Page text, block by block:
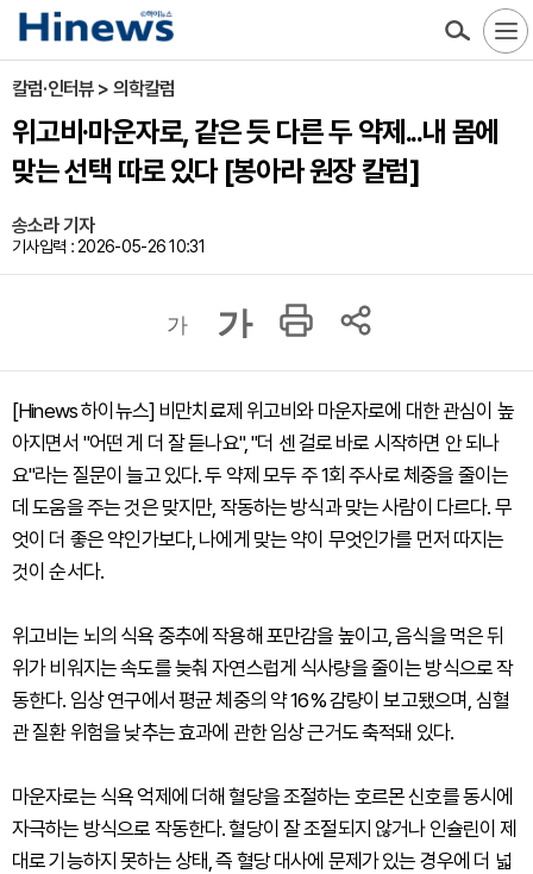
칼럼·인터뷰 > 의학칼럼
위고비·마운자로, 같은 듯 다른 두 약제...내 몸에
맞는 선택 따로 있다 [봉아라 원장 칼럼]
송소라 기자
기사입력 : 2026-05-26 10:31
가 가
[Hinews 하이뉴스] 비만치료제 위고비와 마운자로에 대한 관심이 높
아지면서 "어떤 게 더 잘 듣나요", "더 센 걸로 바로 시작하면 안 되나
요"라는 질문이 늘고 있다. 두 약제 모두 주 1회 주사로 체중을 줄이는
데 도움을 주는 것은 맞지만, 작동하는 방식과 맞는 사람이 다르다. 무
엇이 더 좋은 약인가보다, 나에게 맞는 약이 무엇인가를 먼저 따지는
것이 순서다.
위고비는 뇌의 식욕 중추에 작용해 포만감을 높이고, 음식을 먹은 뒤
위가 비워지는 속도를 늦춰 자연스럽게 식사량을 줄이는 방식으로 작
동한다. 임상 연구에서 평균 체중의 약 16% 감량이 보고됐으며, 심혈
관 질환 위험을 낮추는 효과에 관한 임상 근거도 축적돼 있다.
마운자로는 식욕 억제에 더해 혈당을 조절하는 호르몬 신호를 동시에
자극하는 방식으로 작동한다. 혈당이 잘 조절되지 않거나 인슐린이 제
대로 기능하지 못하는 상태, 즉 혈당 대사에 문제가 있는 경우에 더 넓